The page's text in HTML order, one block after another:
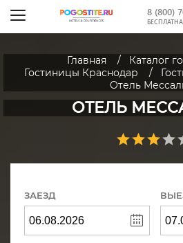
8 (800)
Главная
Каталог
Гостиницы Краснодар
Отель
ОТЕЛЬ
ЗАЕЗД